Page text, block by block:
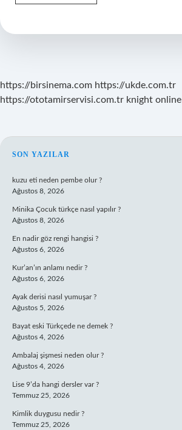
Karbonatı
Var
https://birsinema.com https://ukde.com.tr
https://ototamirservisi.com.tr knight online
SIDEBAR
SON YAZILAR
kuzu eti neden pembe olur ?
Ağustos 8, 2026
Minika Çocuk türkçe nasıl yapılır ?
Ağustos 8, 2026
En nadir göz rengi hangisi ?
Ağustos 6, 2026
Kur’an’ın anlamı nedir ?
Ağustos 6, 2026
Ayak derisi nasıl yumuşar ?
Ağustos 5, 2026
Bayat eski Türkçede ne demek ?
Ağustos 4, 2026
Ambalaj şişmesi neden olur ?
Ağustos 4, 2026
Lise 9’da hangi dersler var ?
Temmuz 25, 2026
Kimlik duygusu nedir ?
Temmuz 25, 2026